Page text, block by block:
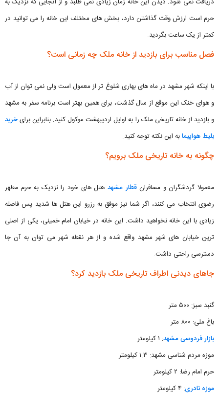
حرم است ارزش وقت گذاشتن دارد، بخش های مختلف این خانه را می توانید در
کمتر از یک ساعت بگردید.
فصل مناسب برای بازدید از خانه ملک چه زمانی است؟
با اینکه شهر مشهد در ماه های بهاری شلوغ تر از معمول است ولی نمی توان از آب
و هوای خنک این موقع از سال گذشت، برای همین بهتر است برنامه سفر به مشهد
و بازدید از خانه تاریخی ملک را به اوایل اردیبهشت موکول کنید. بنابراین برایخرید
بلیط هواپیمابه این نکته توجه کنید.
چگونه به خانه تاریخی ملک برویم؟
معمولا گردشگران و مسافرانقطار مشهد هتل های خود را نزدیک به حرم مطهر
رضوی انتخاب می کنند، اگر شما نیز موفق به رزرو این هتل ها شدید پس فاصله
زیادی با این خانه نخواهید داشت. این خانه در خیابان امام خمینی، یکی از اصلی
ترین خیابان های شهر مشهد واقع شده و از هر نقطه شهر می توان به آن جا
دسترسی راحتی داشت.
جاهای دیدنی اطراف تاریخی ملک بازدید کرد؟
گنبد سبز: ۵۰۰ متر
باغ ملی: ۸۰۰ متر
بازار فردوسی مشهد: ۱ کیلومتر
موزه مردم شناسی مشهد: ۱.۳ کیلومتر
حرم امام رضا: ۲ کیلومتر
موزه نادری: ۴ کیلومتر